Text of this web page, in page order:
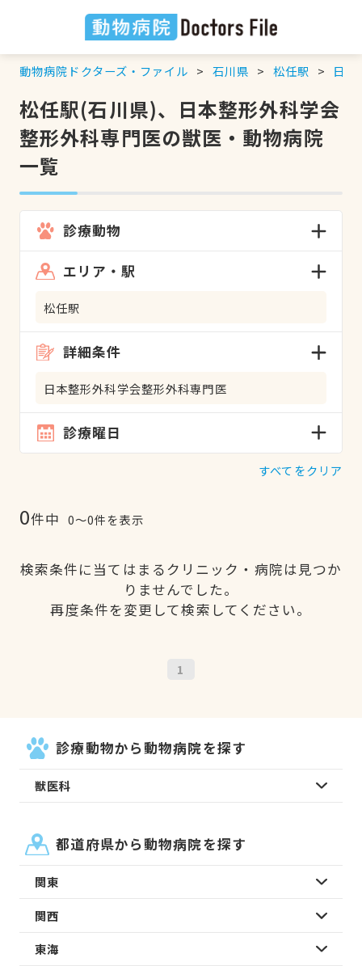
動物病院ドクターズ・ファイル 石川県 松任駅 日本
松任駅(石川県)、日本整形外科学会
整形外科専門医の獣医・動物病院
一覧
診療動物
エリア・駅
松任駅
詳細条件
日本整形外科学会整形外科専門医
診療曜日
すべてをクリア
0件中 0〜0件を表示
検索条件に当てはまるクリニック・病院は見つか
りませんでした。
再度条件を変更して検索してください。
1
診療動物から動物病院を探す
獣医科
都道府県から動物病院を探す
関東
関西
東海